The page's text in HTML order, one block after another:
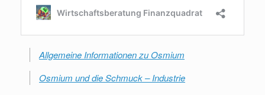
Allgemeine Informationen zu Osmium
Osmium und die Schmuck – Industrie